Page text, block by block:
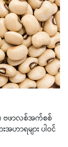
ဗဖာလစ်အက်စစ်
ဟာရများ ပါဝင်